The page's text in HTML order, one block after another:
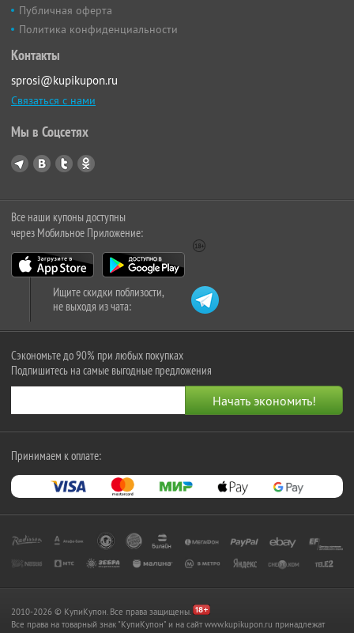
Публичная оферта
Политика конфиденциальности
Контакты
sprosi@kupikupon.ru
Связаться с нами
Мы в Соцсетях
Все наши купоны доступны
через Мобильное Приложение:
Ищите скидки поблизости,
не выходя из чата:
Сэкономьте до 90% при любых покупках
Подпишитесь на самые выгодные предложения
Принимаем к оплате:
2010-2026 © КупиКупон. Все права защищены.
Все права на товарный знак "КупиКупон" и на сайт www.kupikupon.ru принадлежат